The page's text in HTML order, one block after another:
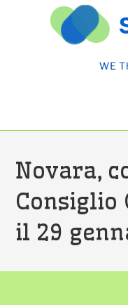
Novara,
Consiglio
il 29